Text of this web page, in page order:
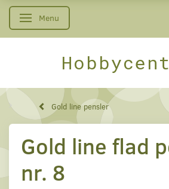
Skifte navigation
Menu
Gold line pensler
Gold line flad
nr. 8